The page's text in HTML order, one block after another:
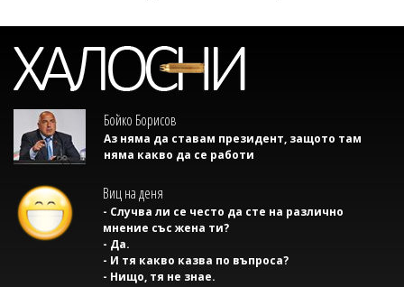
Бойко Борисов
Аз няма да ставам президент, защото там
няма какво да се работи
Виц на деня
- Случва ли се често да сте на различно
мнение със жена ти?
- Да.
- И тя какво казва по въпроса?
- Нищо, тя не знае.